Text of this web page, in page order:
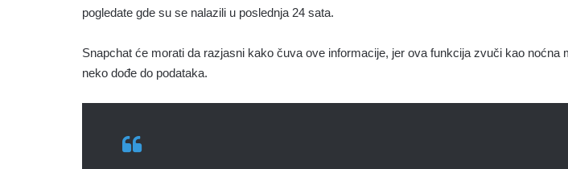
pogledate gde su se nalazili u poslednja 24 sata.
Snapchat će morati da razjasni kako čuva ove informacije, jer ova funkcija zvuči kao noćna
neko dođe do podataka.